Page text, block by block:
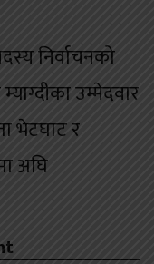
निर्वाचनको
उम्मेदवार
भेटघाट र
अघि